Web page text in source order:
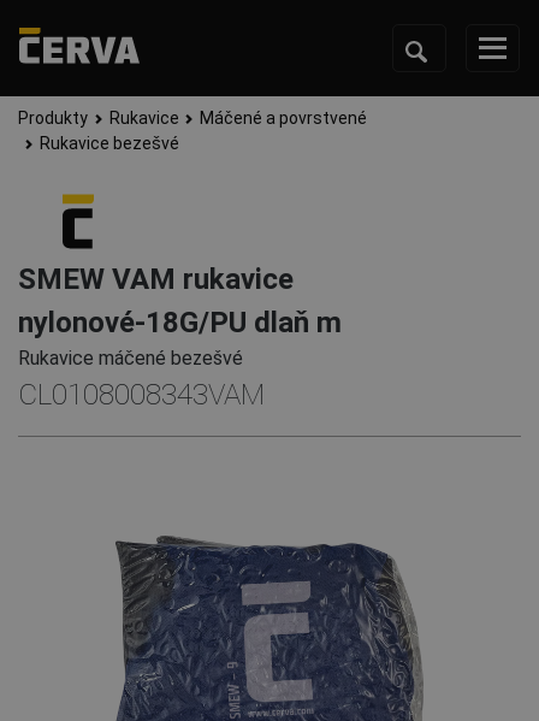
Produkty Rukavice
Máčené a povrstvené
Rukavice bezešvé
SMEW VAM rukavice
nylonové-18G/PU dlaň m
Rukavice máčené bezešvé
CL0108008343VAM